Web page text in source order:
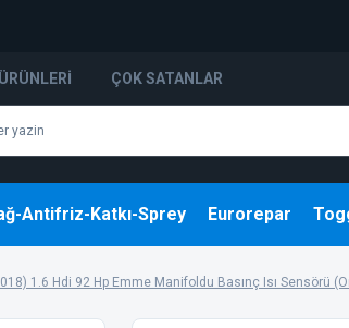
ÇOK SATANLAR
Antifriz-Katkı-Sprey Eurorepar
1.6 Hdi 92 Hp Emme Manifoldu Basınç Isı Sensörü